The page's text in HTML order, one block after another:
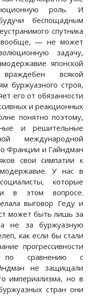
роль. И
беспощадным
спутника
вообще, — не может
задачу,
японской
всякой
буржуазного строя,
его от обязанности
и реакционных
понятно поэтому,
и решительные
международной
Франции и Гайндман
свои симпатии к
У нас в
которые
в этом вопросе.
выговор Геду и
может быть лишь за
не за буржуазную
как если бы стали
прогрессивности
по сравнению с
не защищали
империализма, но в
стран они